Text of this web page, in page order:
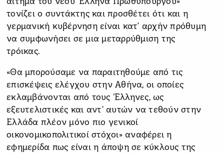
τονίζει ο συντάκτης και προσθέτει ότι και η
γερμανική κυβέρνηση είναι κατ’ αρχήν πρόθυμη
να συμφωνήσει σε μια μεταρρύθμιση της
τρόικας.
«Θα μπορούσαμε να παραιτηθούμε από τις
επισκέψεις ελέγχου στην Αθήνα, οι οποίες
εκλαμβάνονται από τους Έλληνες, ως
εξευτελιστικές και αντ’ αυτών να τεθούν στην
Ελλάδα πλέον μόνο πιο γενικοί
οικονομικοπολιτικοί στόχοι» αναφέρει η
εφημερίδα πως είναι η άποψη σε κύκλους της